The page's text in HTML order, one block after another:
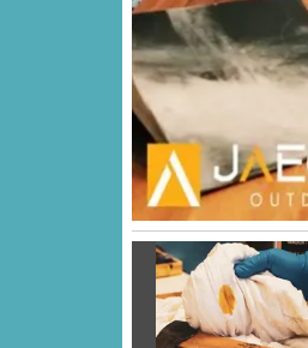
Vorige